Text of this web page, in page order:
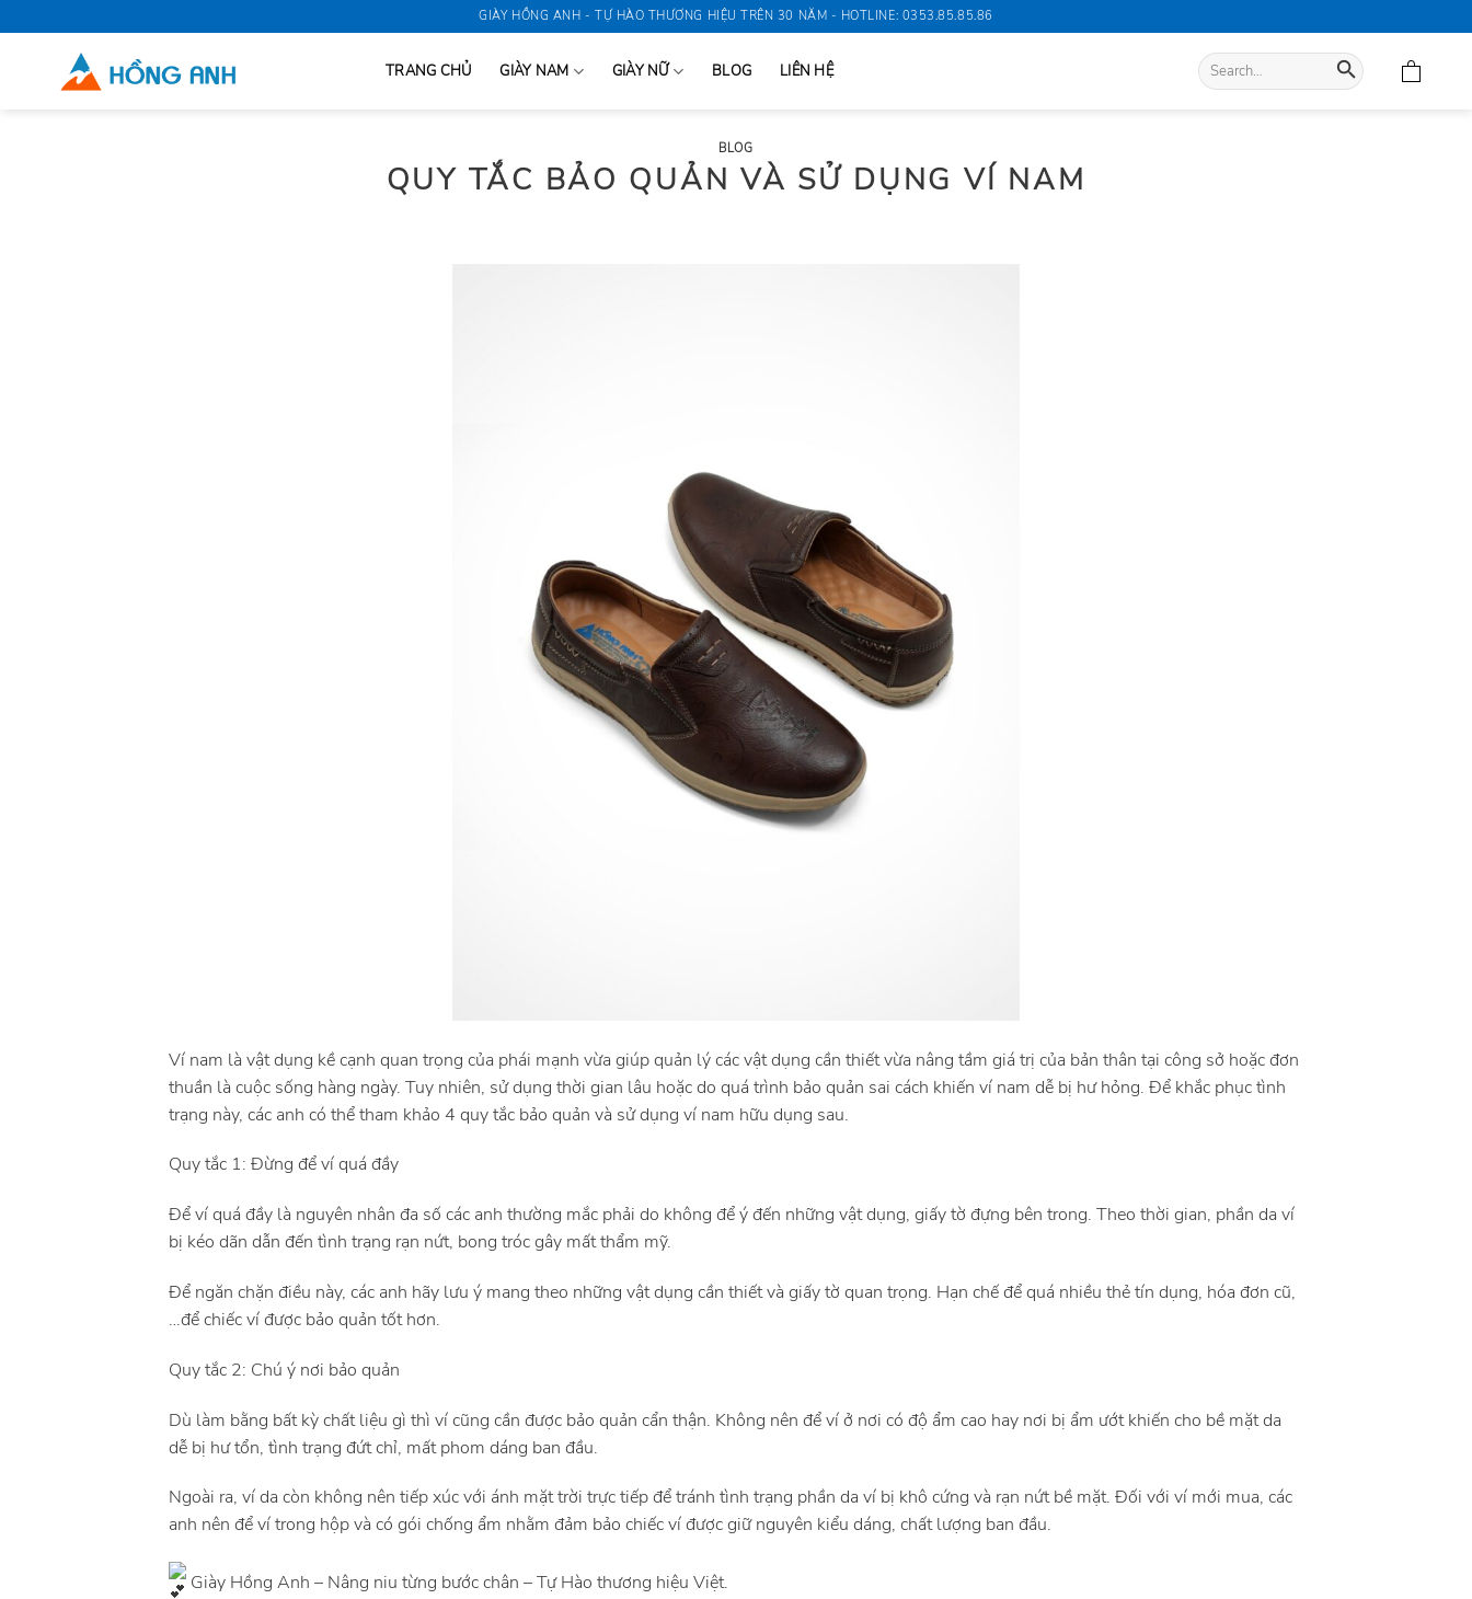
to
GIÀY HỒNG ANH - TỰ HÀO THƯƠNG HIỆU TRÊN 30 NĂM - HOTLINE: 0353.85.85.86
TRANG CHỦ GIÀY NAM GIÀY NỮ BLOG LIÊN HỆ
Search
for:
BLOG
QUY TẮC BẢO QUẢN VÀ SỬ DỤNG VÍ NAM
Ví nam là vật dụng kề cạnh quan trọng của phái mạnh vừa giúp quản lý các vật dụng cần thiết vừa nâng tầm giá trị của bản thân tại công sở hoặc đơn
thuần là cuộc sống hàng ngày. Tuy nhiên, sử dụng thời gian lâu hoặc do quá trình bảo quản sai cách khiến ví nam dễ bị hư hỏng. Để khắc phục tình
trạng này, các anh có thể tham khảo 4 quy tắc bảo quản và sử dụng ví nam hữu dụng sau.
Quy tắc 1: Đừng để ví quá đầy
Để ví quá đầy là nguyên nhân đa số các anh thường mắc phải do không để ý đến những vật dụng, giấy tờ đựng bên trong. Theo thời gian, phần da ví
bị kéo dãn dẫn đến tình trạng rạn nứt, bong tróc gây mất thẩm mỹ.
Để ngăn chặn điều này, các anh hãy lưu ý mang theo những vật dụng cần thiết và giấy tờ quan trọng. Hạn chế để quá nhiều thẻ tín dụng, hóa đơn cũ,
…để chiếc ví được bảo quản tốt hơn.
Quy tắc 2: Chú ý nơi bảo quản
Dù làm bằng bất kỳ chất liệu gì thì ví cũng cần được bảo quản cẩn thận. Không nên để ví ở nơi có độ ẩm cao hay nơi bị ẩm ướt khiến cho bề mặt da
dễ bị hư tổn, tình trạng đứt chỉ, mất phom dáng ban đầu.
Ngoài ra, ví da còn không nên tiếp xúc với ánh mặt trời trực tiếp để tránh tình trạng phần da ví bị khô cứng và rạn nứt bề mặt. Đối với ví mới mua, các
anh nên để ví trong hộp và có gói chống ẩm nhằm đảm bảo chiếc ví được giữ nguyên kiểu dáng, chất lượng ban đầu.
Giày Hồng Anh – Nâng niu từng bước chân – Tự Hào thương hiệu Việt.